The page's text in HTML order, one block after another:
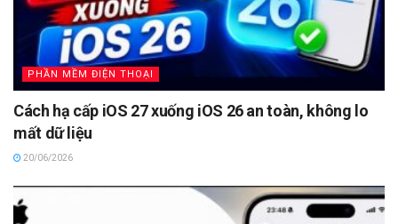
PHẦN MỀM ĐIỆN THOẠI
Cách hạ cấp iOS 27 xuống iOS 26 an toàn, không lo
mất dữ liệu
20/06/2026